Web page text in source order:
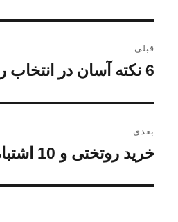
نوشته
قبلی
نوشته
6 نکته آسان در انتخاب رنگ روتختی
بعدی
نوشته
خرید روتختی و 10 اشتباه رایج آن